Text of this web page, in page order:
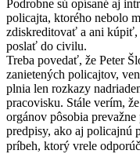
Podrobne sú opísané aj
policajta, ktorého nebolo
zdiskreditovať a ani kúpiť,
poslať do civilu.
Treba povedať, že Peter
zanietených policajtov,
plnia len rozkazy
pracovisku. Stále verím,
orgánov pôsobia
predpisy, ako aj policajnú
príbeh, ktorý vrele